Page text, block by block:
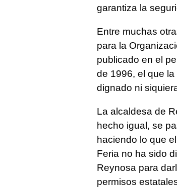
garantiza la
Entre muchas
para la
publicado en el
de 1996, el que
dignado ni
La alcaldesa de
hecho igual, se
haciendo lo que
Feria no ha sido
Reynosa para
permisos